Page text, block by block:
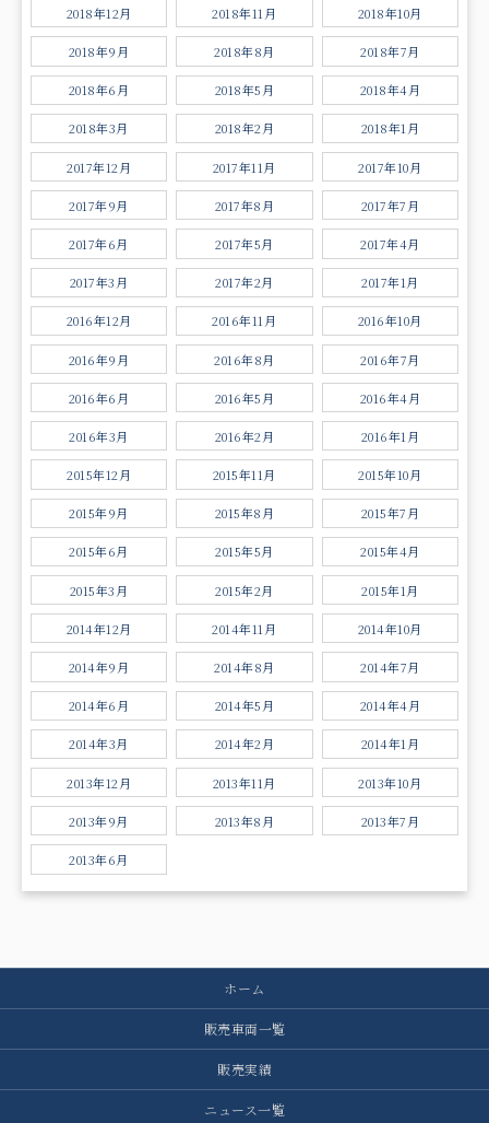
2018年12月 2018年11月 2018年10月
2018年9月 2018年8月 2018年7月
2018年6月 2018年5月 2018年4月
2018年3月 2018年2月 2018年1月
2017年12月 2017年11月 2017年10月
2017年9月 2017年8月 2017年7月
2017年6月 2017年5月 2017年4月
2017年3月 2017年2月 2017年1月
2016年12月 2016年11月 2016年10月
2016年9月 2016年8月 2016年7月
2016年6月 2016年5月 2016年4月
2016年3月 2016年2月 2016年1月
2015年12月 2015年11月 2015年10月
2015年9月 2015年8月 2015年7月
2015年6月 2015年5月 2015年4月
2015年3月 2015年2月 2015年1月
2014年12月 2014年11月 2014年10月
2014年9月 2014年8月 2014年7月
2014年6月 2014年5月 2014年4月
2014年3月 2014年2月 2014年1月
2013年12月 2013年11月 2013年10月
2013年9月 2013年8月 2013年7月
2013年6月
ホーム
販売車両一覧
販売実績
ニュース一覧